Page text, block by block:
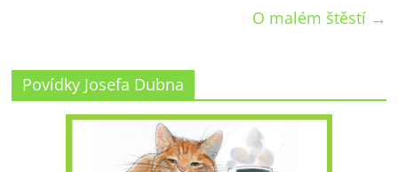
O malém štěstí →
Povídky Josefa Dubna